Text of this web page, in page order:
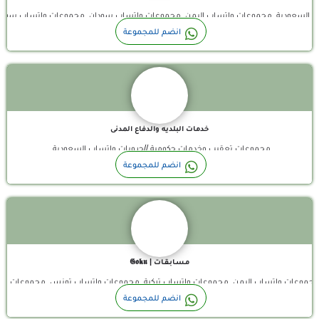
السعودية, مجموعات واتساب اليمن, مجموعات واتساب سودان, مجموعات واتساب
انضم للمجموعة
خدمات البلديه والدفاع المدنى
مجموعات تعقيب وخدمات حكومية //جروبات واتساب السعودية
انضم للمجموعة
مـسـابـقـات | 𝕲𝖔𝖐𝖚
مجموعات واتساب اليمن, مجموعات واتساب تركية, مجموعات واتساب تونس,
انضم للمجموعة